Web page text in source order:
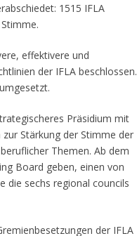
1515 IFLA
effektivere und
der IFLA beschlossen.
Präsidium mit
Stärkung der Stimme der
Themen. Ab dem
Board geben, einen von
die sechs regional councils
der IFLA